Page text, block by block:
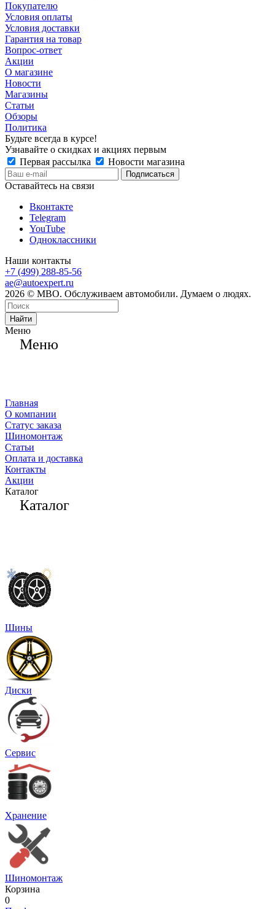
Покупателю
Условия оплаты
Условия доставки
Гарантия на товар
Вопрос-ответ
Акции
О магазине
Новости
Магазины
Статьи
Обзоры
Политика
Будьте всегда в курсе!
Узнавайте о скидках и акциях первым
Первая рассылка
Новости магазина
Оставайтесь на связи
Вконтакте
Telegram
YouTube
Одноклассники
Наши контакты
+7 (499) 288-85-56
ae@autoexpert.ru
2026 © МВО. Обслуживаем автомобили. Думаем о людях.
Найти
Меню
Меню
Главная
О компании
Статус заказа
Шиномонтаж
Статьи
Оплата и доставка
Контакты
Акции
Каталог
Каталог
Шины
Диски
Сервис
Хранение
Шиномонтаж
Корзина
0